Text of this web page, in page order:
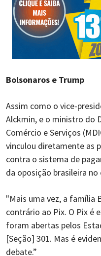
Bolsonaros e Trump
Assim como o vice-
Alckmin, e o ministro do
Comércio e Serviços
vinculou diretamente as
contra o sistema de
da oposição brasileira no
"Mais uma vez, a família
contrário ao Pix. O Pix é
foram abertas pelos
[Seção] 301. Mas é
debate.”